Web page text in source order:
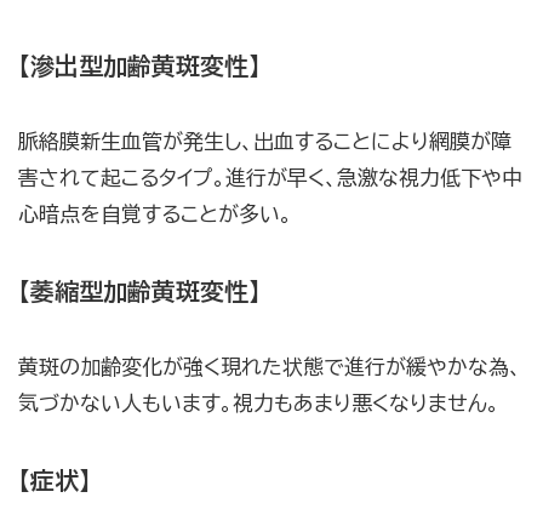
【滲出型加齢黄斑変性】
脈絡膜新生血管が発生し、出血することにより網膜が障
害されて起こるタイプ。進行が早く、急激な視力低下や中
心暗点を自覚することが多い。
【萎縮型加齢黄斑変性】
黄斑の加齢変化が強く現れた状態で進行が緩やかな為、
気づかない人もいます。視力もあまり悪くなりません。
【症状】